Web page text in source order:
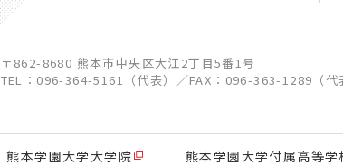
〒862-8680 熊本市中央区大江2丁目5番1号
TEL：096-364-5161（代表） ／FAX：096-363-1289（代
熊本学園大学大学院 熊本学園大学付属高等学